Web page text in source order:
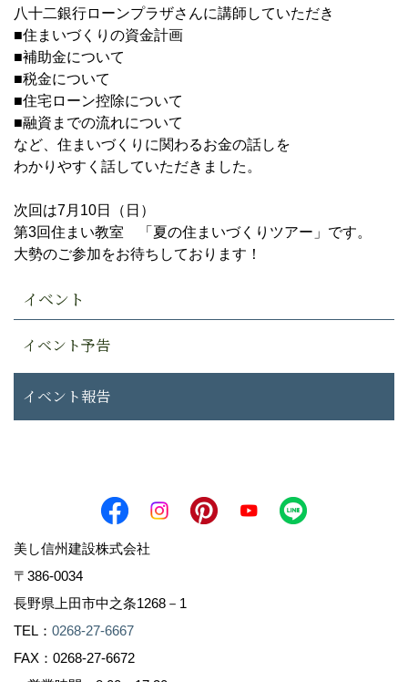
八十二銀行ローンプラザさんに講師していただき
■住まいづくりの資金計画
■補助金について
■税金について
■住宅ローン控除について
■融資までの流れについて
など、住まいづくりに関わるお金の話しを
わかりやすく話していただきました。
次回は7月10日（日）
第3回住まい教室 「夏の住まいづくりツアー」です。
大勢のご参加をお待ちしております！
イベント
イベント予告
イベント報告
美し信州建設株式会社
〒386-0034
長野県上田市中之条1268－1
TEL： 0268-27-6667
FAX：0268-27-6672